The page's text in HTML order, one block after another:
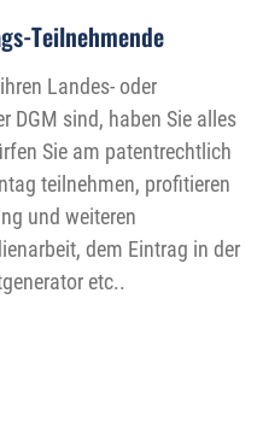
Teilnehmende
Landes- oder
DGM sind, haben Sie alles
Sie am patentrechtlich
teilnehmen, profitieren
und weiteren
dem Eintrag in der
etc..